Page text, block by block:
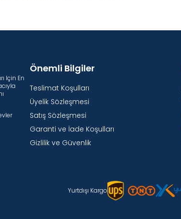
Için En
Önemli Bilgiler
Teslimat Koşulları
Üyelik Sözleşmesi
Satış Sözleşmesi
Garanti ve İade Koşulları
Gizlilik ve Güvenlik
Yurtdışı Kargo